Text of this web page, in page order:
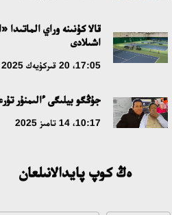
ۇلتتىق
دامۋ باعىتى
مەملەكەت باسشىسى كوبەيتۇز كولىنىڭ
التىن وردا تاريحىن وقىتۋدىڭ
قالا كۇنىنە وراي الماتىدا
اشىلادى
17:05، 20 قىركۇيەك 2025
جۇڭگو بيلىگى ءالىمنۇر
10:17، 14 تامىز 2025
ەڭ كوپ پايدالانىلعان